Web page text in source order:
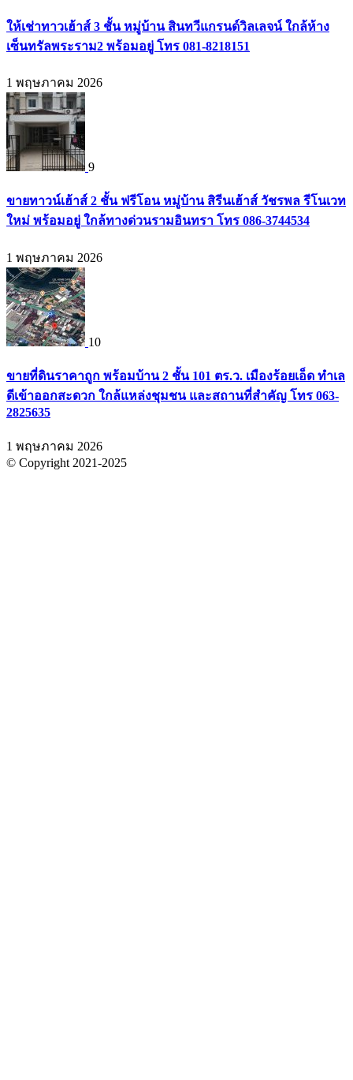
ให้เช่าทาวเฮ้าส์ 3 ชั้น หมู่บ้าน สินทวีแกรนด์วิลเลจน์ ใกล้ห้าง
เซ็นทรัลพระราม2 พร้อมอยู่ โทร 081-8218151
1 พฤษภาคม 2026
9
ขายทาวน์เฮ้าส์ 2 ชั้น ฟรีโอน หมู่บ้าน สิรีนเฮ้าส์ วัชรพล รีโนเวท
ใหม่ พร้อมอยู่ ใกล้ทางด่วนรามอินทรา โทร 086-3744534
1 พฤษภาคม 2026
10
ขายที่ดินราคาถูก พร้อมบ้าน 2 ชั้น 101 ตร.ว. เมืองร้อยเอ็ด ทำเล
ดีเข้าออกสะดวก ใกล้แหล่งชุมชน และสถานที่สำคัญ โทร 063-
2825635
1 พฤษภาคม 2026
© Copyright 2021-2025